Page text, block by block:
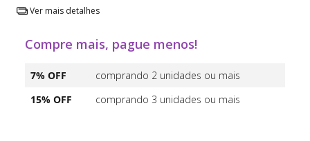
Ver mais detalhes
Compre mais, pague menos!
7% OFF
comprando 2 unidades ou mais
15% OFF
comprando 3 unidades ou mais